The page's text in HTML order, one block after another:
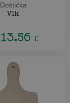
Doštička
Vlk
13.56 €